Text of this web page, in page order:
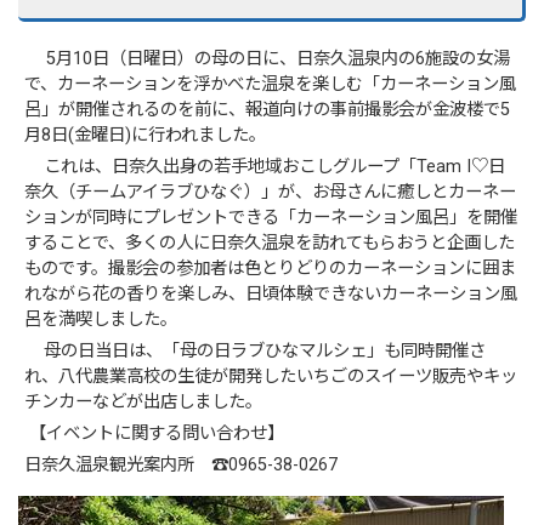
5月10日（日曜日）の母の日に、日奈久温泉内の6施設の女湯
で、カーネーションを浮かべた温泉を楽しむ「カーネーション風
呂」が開催されるのを前に、報道向けの事前撮影会が金波楼で5
月8日(金曜日)に行われました。
これは、日奈久出身の若手地域おこしグループ「Team I♡日
奈久（チームアイラブひなぐ）」が、お母さんに癒しとカーネー
ションが同時にプレゼントできる「カーネーション風呂」を開催
することで、多くの人に日奈久温泉を訪れてもらおうと企画した
ものです。撮影会の参加者は色とりどりのカーネーションに囲ま
れながら花の香りを楽しみ、日頃体験できないカーネーション風
呂を満喫しました。
母の日当日は、「母の日ラブひなマルシェ」も同時開催さ
れ、八代農業高校の生徒が開発したいちごのスイーツ販売やキッ
チンカーなどが出店しました。
【イベントに関する問い合わせ】
日奈久温泉観光案内所 ☎0965-38-0267